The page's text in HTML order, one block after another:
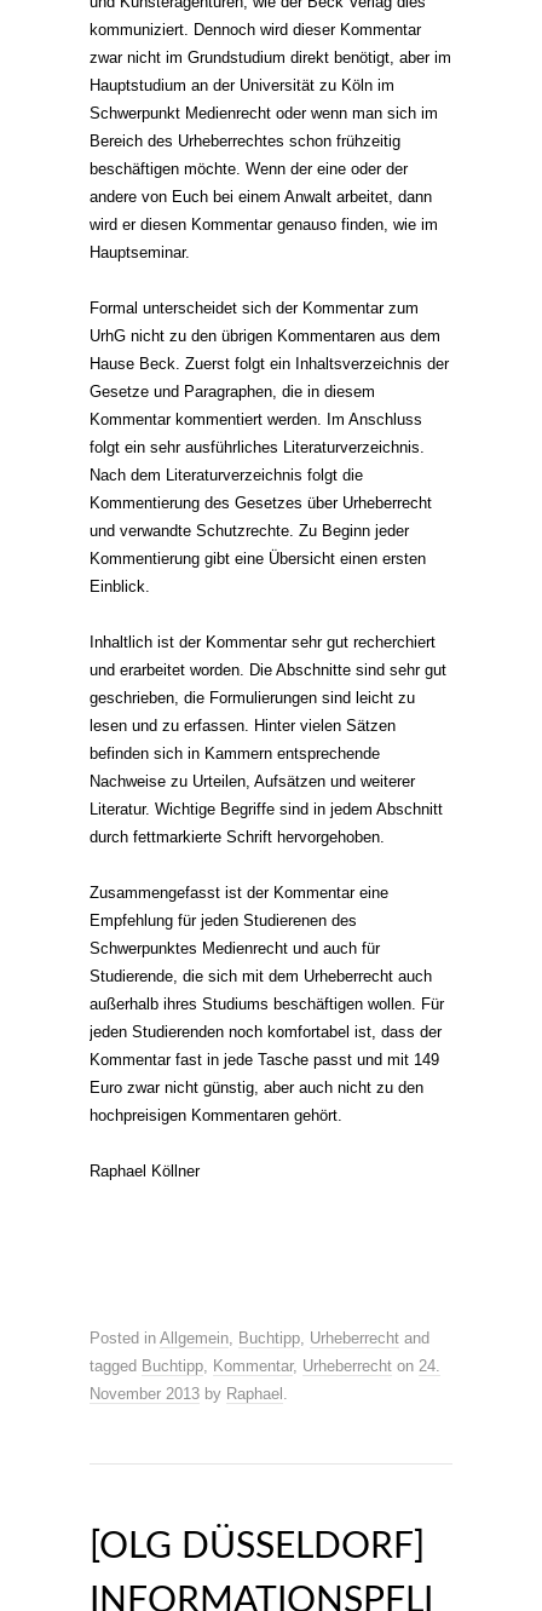
kommuniziert. Dennoch wird dieser Kommentar
zwar nicht im Grundstudium direkt benötigt, aber im
Hauptstudium an der Universität zu Köln im
Schwerpunkt Medienrecht oder wenn man sich im
Bereich des Urheberrechtes schon frühzeitig
beschäftigen möchte. Wenn der eine oder der
andere von Euch bei einem Anwalt arbeitet, dann
wird er diesen Kommentar genauso finden, wie im
Hauptseminar.
Formal unterscheidet sich der Kommentar zum
UrhG nicht zu den übrigen Kommentaren aus dem
Hause Beck. Zuerst folgt ein Inhaltsverzeichnis der
Gesetze und Paragraphen, die in diesem
Kommentar kommentiert werden. Im Anschluss
folgt ein sehr ausführliches Literaturverzeichnis.
Nach dem Literaturverzeichnis folgt die
Kommentierung des Gesetzes über Urheberrecht
und verwandte Schutzrechte. Zu Beginn jeder
Kommentierung gibt eine Übersicht einen ersten
Einblick.
Inhaltlich ist der Kommentar sehr gut recherchiert
und erarbeitet worden. Die Abschnitte sind sehr gut
geschrieben, die Formulierungen sind leicht zu
lesen und zu erfassen. Hinter vielen Sätzen
befinden sich in Kammern entsprechende
Nachweise zu Urteilen, Aufsätzen und weiterer
Literatur. Wichtige Begriffe sind in jedem Abschnitt
durch fettmarkierte Schrift hervorgehoben.
Zusammengefasst ist der Kommentar eine
Empfehlung für jeden Studierenen des
Schwerpunktes Medienrecht und auch für
Studierende, die sich mit dem Urheberrecht auch
außerhalb ihres Studiums beschäftigen wollen. Für
jeden Studierenden noch komfortabel ist, dass der
Kommentar fast in jede Tasche passt und mit 149
Euro zwar nicht günstig, aber auch nicht zu den
hochpreisigen Kommentaren gehört.
Raphael Köllner
Posted in Allgemein, Buchtipp, Urheberrecht and
tagged Buchtipp, Kommentar, Urheberrecht on 24.
November 2013 by Raphael .
[OLG DÜSSELDORF]
INFORMATIONSPFLI